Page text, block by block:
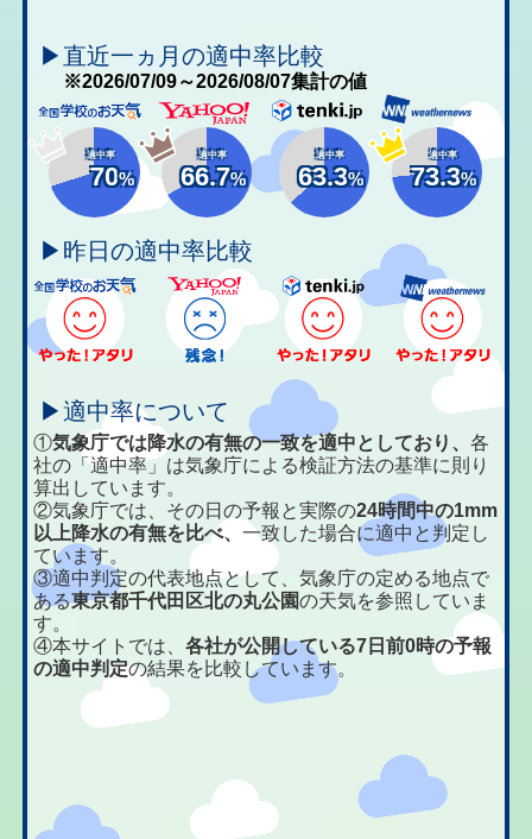
▶直近一ヵ月の適中率比較
※2026/07/09～2026/08/07集計の値
適中率
70%
適中率
66.7%
適中率
63.3%
適中率
73.3%
▶昨日の適中率比較
▶適中率について
①気象庁では降水の有無の一致を適中としており、各
社の「適中率」は気象庁による検証方法の基準に則り
算出しています。
②気象庁では、その日の予報と実際の24時間中の1mm
以上降水の有無を比べ、一致した場合に適中と判定し
ています。
③適中判定の代表地点として、気象庁の定める地点で
ある東京都千代田区北の丸公園の天気を参照していま
す。
④本サイトでは、各社が公開している7日前0時の予報
の適中判定の結果を比較しています。